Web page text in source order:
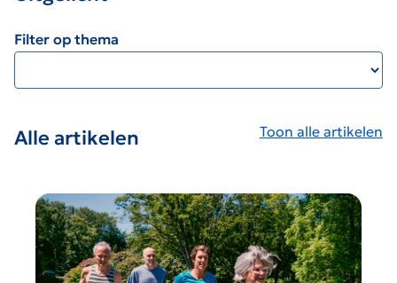
Filter op thema
Alle artikelen Toon alle artikelen